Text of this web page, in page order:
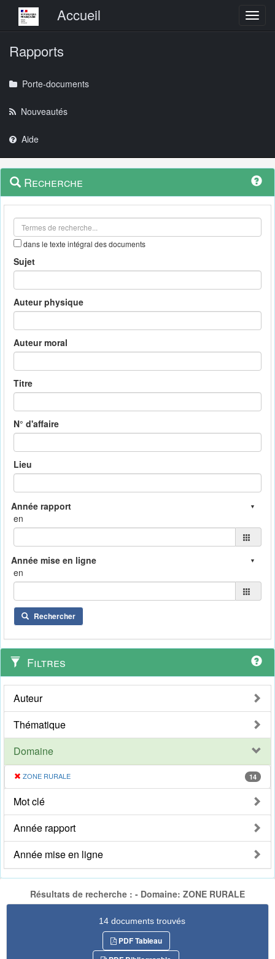
Menu principalAccueil
Rapports
Porte-documents
Nouveautés
Aide
Navigation
outils
Menu
contextuel
Recherche
dans le texte intégral des documents
Sujet
Auteur physique
Auteur moral
Titre
N° d'affaire
Lieu
en
en
Rechercher
Filtres
Auteur
Thématique
Domaine
ZONE RURALE 14
Mot clé
Année rapport
Année mise en ligne
Résultats de recherche : - Domaine: ZONE RURALE
14 documents trouvés
PDF Tableau